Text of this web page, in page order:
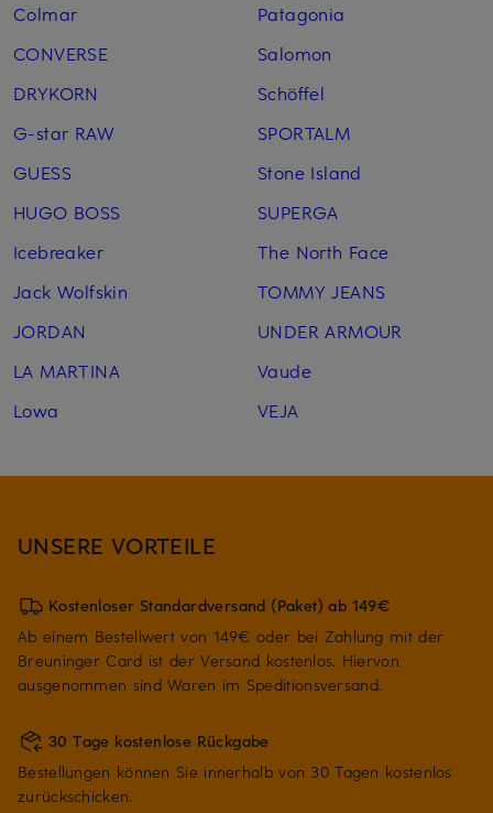
Colmar
CONVERSE
DRYKORN
G-star RAW
GUESS
HUGO BOSS
Icebreaker
Jack Wolfskin
JORDAN
LA MARTINA
Lowa
Patagonia
Salomon
Schöffel
SPORTALM
Stone Island
SUPERGA
The North Face
TOMMY JEANS
UNDER ARMOUR
Vaude
VEJA
UNSERE VORTEILE
Kostenloser Standardversand (Paket) ab 149€
Ab einem Bestellwert von 149€ oder bei Zahlung mit der
Breuninger Card ist der Versand kostenlos. Hiervon
ausgenommen sind Waren im Speditionsversand.
30 Tage kostenlose Rückgabe
Bestellungen können Sie innerhalb von 30 Tagen kostenlos
zurückschicken.